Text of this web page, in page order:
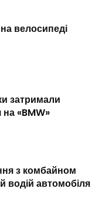
велосипеді
затримали
«BMW»
з комбайном
водій автомобіля